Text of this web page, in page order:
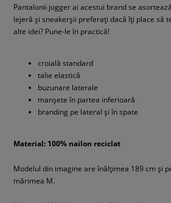
Pantalonii jogger ai acestui brand se
lejeră și sneakerșii preferați dacă îți place să
alte idei? Pune-le în practică!
croială standard
talie elastică
buzunare laterale
manșete în partea inferioară
branding pe lateral și în spate
Material: 100% nailon reciclat
Modelul din imagine are înălțimea 189 cm și
mărimea M.